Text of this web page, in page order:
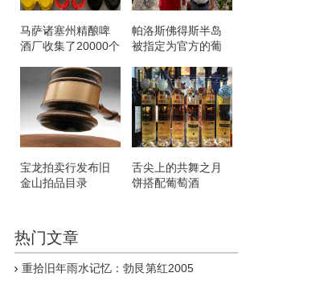
马萨诸塞州精酿啤
酒厂收集了20000个
帕洛斯佛得斯半岛
被指定为官方的葡
宝龙拍卖行发布旧
金山拍品目录
舌尖上的共舞之月
饼搭配葡萄酒
热门文章
重拾旧年雨水记忆：勃艮第红2005